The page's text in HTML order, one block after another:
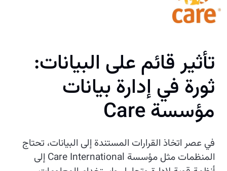
تأثير قائم على البيانات:
ثورة في إدارة بيانات
مؤسسة Care
في عصر اتخاذ القرارات المستندة إلى البيانات، تحتاج
المنظمات مثل مؤسسة Care International إلى